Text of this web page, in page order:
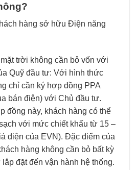
hàng sở hữu Điện năng
trời không cần bỏ vốn với
Quỹ đầu tư: Với hình thức
chỉ cần ký hợp đồng PPA
bán điện) với Chủ đầu tư.
đồng này, khách hàng có thể
với mức chiết khấu từ 15 –
điện của EVN). Đặc điểm của
hàng không cần bỏ bất kỳ
đặt đến vận hành hệ thống.